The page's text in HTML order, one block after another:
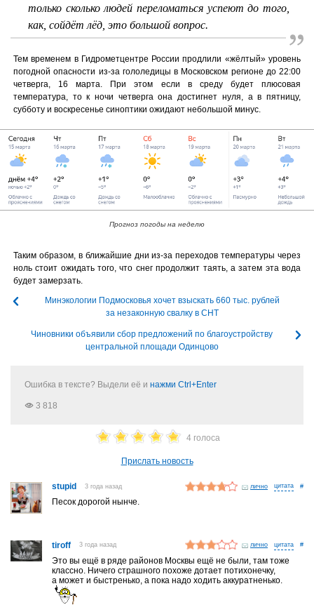
только сколько людей переломаться успеют до того,
как, сойдёт лёд, это большой вопрос.
Тем временем в Гидрометцентре России продлили «жёлтый» уровень
погодной опасности из-за гололедицы в Московском регионе до 22:00
четверга, 16 марта. При этом если в среду будет плюсовая
температура, то к ночи четверга она достигнет нуля, а в пятницу,
субботу и воскресенье синоптики ожидают небольшой минус.
Прогноз погоды на неделю
Таким образом, в ближайшие дни из-за переходов температуры через
ноль стоит ожидать того, что снег продолжит таять, а затем эта вода
будет замерзать.
Минэкологии Подмосковья хочет взыскать 660 тыс. рублей
за незаконную свалку в СНТ
Чиновники объявили сбор предложений по благоустройству
центральной площади Одинцово
Ошибка в тексте? Выдели её и нажми Ctrl+Enter
3 818
4 голоса
Прислать новость
stupid 3 года назад лично #
Песок дорогой нынче.
tiroff 3 года назад лично #
Это вы ещё в ряде районов Москвы ещё не были, там тоже
классно. Ничего страшного похоже дотает потихонечку,
а может и быстренько, а пока надо ходить аккуратненько.